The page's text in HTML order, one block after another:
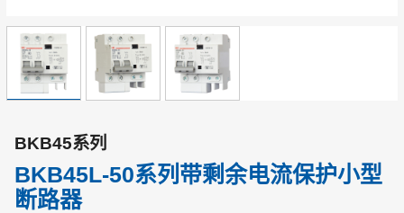
BKB45系列
BKB45L-50系列带剩余电流保护小型
断路器